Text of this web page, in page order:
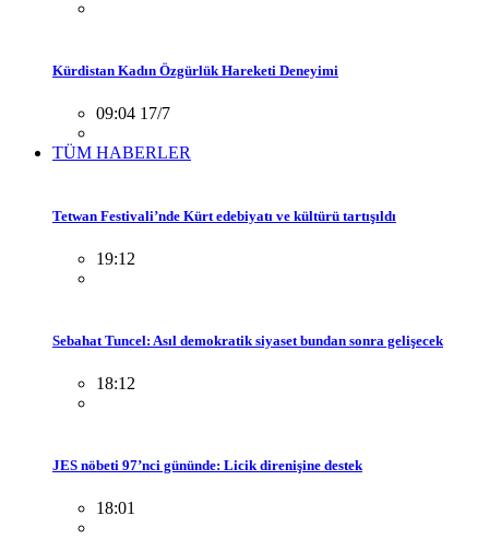
Kürdistan Kadın Özgürlük Hareketi Deneyimi
09:04 17/7
TÜM HABERLER
Tetwan Festivali’nde Kürt edebiyatı ve kültürü tartışıldı
19:12
Sebahat Tuncel: Asıl demokratik siyaset bundan sonra gelişecek
18:12
JES nöbeti 97’nci gününde: Licik direnişine destek
18:01